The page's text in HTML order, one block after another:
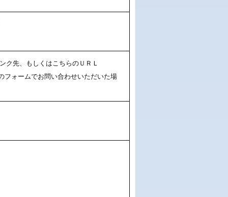
ク先、もしくはこちらのＵＲＬ
ォームでお問い合わせいただいた場